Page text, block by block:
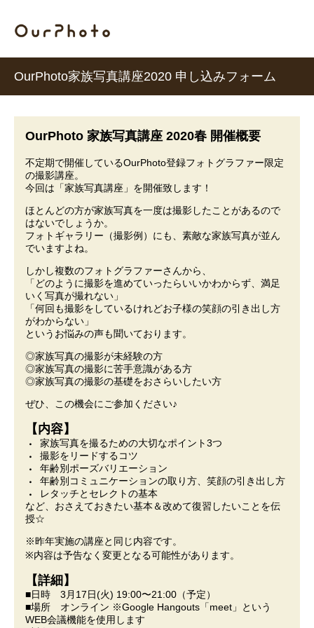
OurPhoto家族写真講座2020 申し込みフォーム
OurPhoto 家族写真講座 2020春 開催概要
不定期で開催しているOurPhoto登録フォトグラファー限定
の撮影講座。
今回は「家族写真講座」を開催致します！
ほとんどの方が家族写真を一度は撮影したことがあるので
はないでしょうか。
フォトギャラリー（撮影例）にも、素敵な家族写真が並ん
でいますよね。
しかし複数のフォトグラファーさんから、
「どのように撮影を進めていったらいいかわからず、満足
いく写真が撮れない」
「何回も撮影をしているけれどお子様の笑顔の引き出し方
がわからない」
というお悩みの声も聞いております。
◎家族写真の撮影が未経験の方
◎家族写真の撮影に苦手意識がある方
◎家族写真の撮影の基礎をおさらいしたい方
ぜひ、この機会にご参加ください♪
【内容】
家族写真を撮るための大切なポイント3つ
撮影をリードするコツ
年齢別ポーズバリエーション
年齢別コミュニケーションの取り方、笑顔の引き出し方
レタッチとセレクトの基本
など、おさえておきたい基本＆改めて復習したいことを伝
授☆
※昨年実施の講座と同じ内容です。
※内容は予告なく変更となる可能性があります。
【詳細】
■日時 3月17日(火) 19:00〜21:00（予定）
■場所 オンライン ※Google Hangouts「meet」という
WEB会議機能を使用します